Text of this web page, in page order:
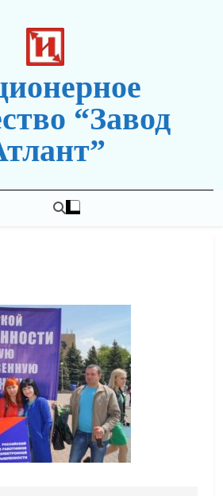
“Завод